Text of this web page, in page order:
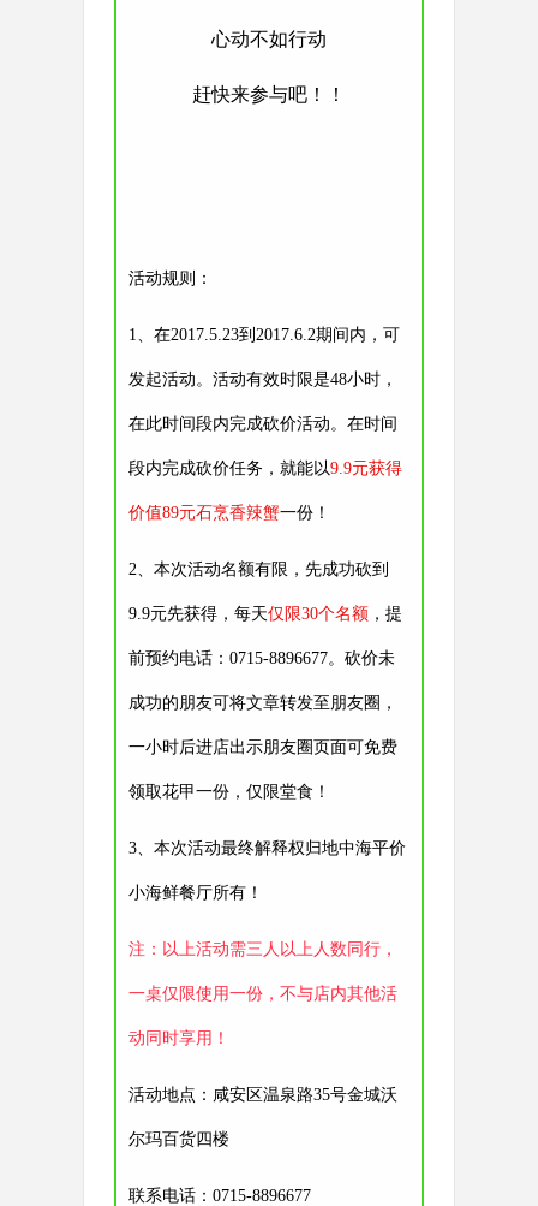
心动不如行动
赶快来参与吧！！
活动规则：
1、在2017.5.23到2017.6.2期间内，可
发起活动。活动有效时限是48小时，
在此时间段内完成砍价活动。 在时间
段内完成砍价任务，就能以9.9元获得
价值89元石烹香辣蟹一份！
2、本次活动名额有限，先成功砍到
9.9元先获得，每天仅限30个名额 ，提
前预约电话：0715-8896677。砍价未
成功的朋友可将文章转发至朋友圈，
一小时后进店出示朋友圈页面可免费
领取花甲一份，仅限堂食！
3、 本次活动最终解释权归地中海平价
小海鲜餐厅所有！
注：以上活动需三人以上人数同行，
一桌仅限使用一份，不与店内其他活
动同时享用！
活动地点：咸安区温泉路35号金城沃
尔玛百货四楼
联系电话： 0715-8896677